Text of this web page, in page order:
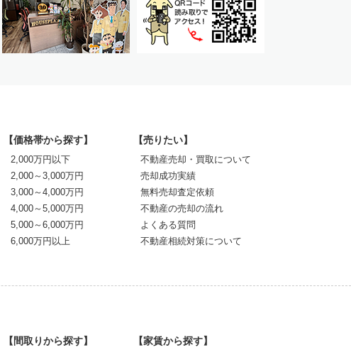
【価格帯から探す】
2,000万円以下
2,000～3,000万円
3,000～4,000万円
4,000～5,000万円
5,000～6,000万円
6,000万円以上
【売りたい】
不動産売却・買取について
売却成功実績
無料売却査定依頼
不動産の売却の流れ
よくある質問
不動産相続対策について
【間取りから探す】 【家賃から探す】